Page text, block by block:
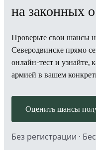
на законных
Проверьте свои шансы
Северодвинске прямо
онлайн-тест и узнайте,
армией в вашем
Оценить шансы
Без регистрации ·